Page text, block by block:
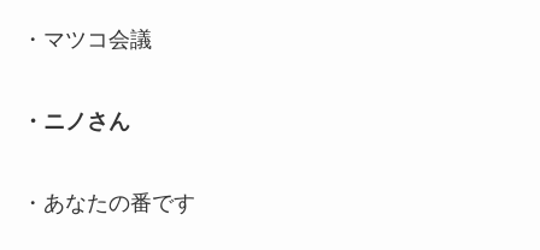
・マツコ会議
・ニノさん
・あなたの番です